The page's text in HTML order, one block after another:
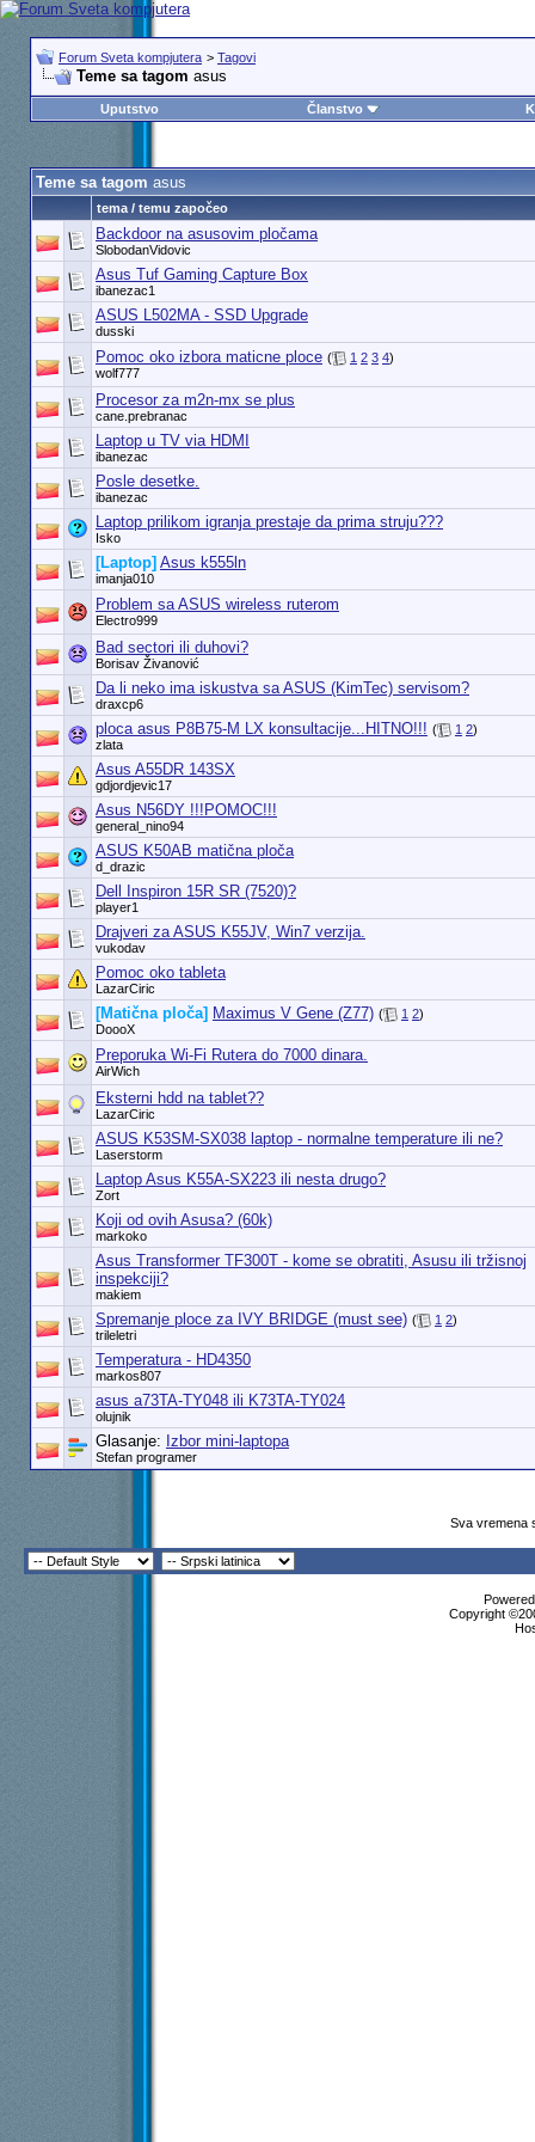
Forum Sveta kompjutera > Tagovi
Teme sa tagom asus
Uputstvo Članstvo
Teme sa tagom asus
tema / temu započeo
Backdoor na asusovim pločama
SlobodanVidovic
Asus Tuf Gaming Capture Box
ibanezac1
ASUS L502MA - SSD Upgrade
dusski
Pomoc oko izbora maticne ploce ( 1 2 3 4)
wolf777
Procesor za m2n-mx se plus
cane.prebranac
Laptop u TV via HDMI
ibanezac
Posle desetke.
ibanezac
Laptop prilikom igranja prestаje da prima struju???
Isko
[Laptop] Asus k555ln
imanja010
Problem sa ASUS wireless ruterom
Electro999
Bad sectori ili duhovi?
Borisav Živanović
Da li neko ima iskustva sa ASUS (KimTec) servisom?
draxcp6
ploca asus P8B75-M LX konsultacije...HITNO!!! ( 1 2)
zlata
Asus A55DR 143SX
gdjordjevic17
Asus N56DY !!!POMOC!!!
general_nino94
ASUS K50AB matična ploča
d_drazic
Dell Inspiron 15R SR (7520)?
player1
Drajveri za ASUS K55JV, Win7 verzija.
vukodav
Pomoc oko tableta
LazarCiric
[Matična ploča] Maximus V Gene (Z77) ( 1 2)
DoooX
Preporuka Wi-Fi Rutera do 7000 dinara.
AirWich
Eksterni hdd na tablet??
LazarCiric
ASUS K53SM-SX038 laptop - normalne temperature ili ne?
Laserstorm
Laptop Asus K55A-SX223 ili nesta drugo?
Zort
Koji od ovih Asusa? (60k)
markoko
Asus Transformer TF300T - kome se obratiti, Asusu ili tržisnoj
inspekciji?
makiem
Spremanje ploce za IVY BRIDGE (must see) ( 1 2)
trileletri
Temperatura - HD4350
markos807
asus a73TA-TY048 ili K73TA-TY024
olujnik
Glasanje: Izbor mini-laptopa
Stefan programer
Sva vremena
Copyright